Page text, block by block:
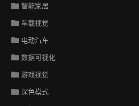
智能家居
车载视觉
电动汽车
数据可视化
游戏视觉
深色模式